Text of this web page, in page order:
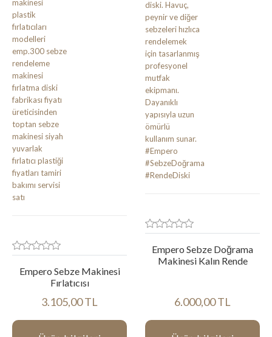
Empero Sebze Makinesi
Fırlatıcısı
3.105,00 TL
Empero Sebze Doğrama
Makinesi Kalın Rende
6.000,00 TL